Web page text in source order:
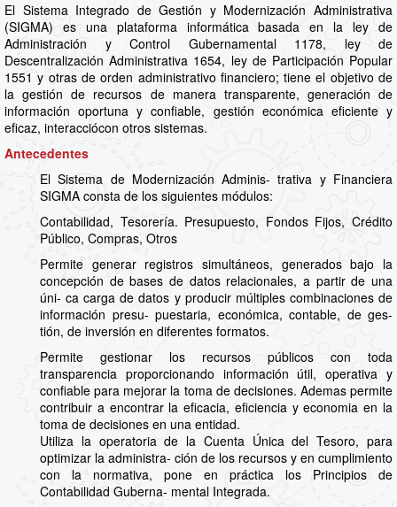
El Sistema Integrado de Gestión y Modernización Administrativa
(SIGMA) es una plataforma informática basada en la ley de
Administración y Control Gubernamental 1178, ley de
Descentralización Administrativa 1654, ley de Participación Popular
1551 y otras de orden administrativo financiero; tiene el objetivo de
la gestión de recursos de manera transparente, generación de
información oportuna y confiable, gestión económica eficiente y
eficaz, interacciócon otros sistemas.
Antecedentes
El Sistema de Modernización Adminis- trativa y Financiera
SIGMA consta de los siguientes módulos:
Contabilidad, Tesorería. Presupuesto, Fondos Fijos, Crédito
Público, Compras, Otros
Permite generar registros simultáneos, generados bajo la
concepción de bases de datos relacionales, a partir de una
úni- ca carga de datos y producir múltiples combinaciones de
información presu- puestaria, económica, contable, de ges-
tión, de inversión en diferentes formatos.
Permite gestionar los recursos públicos con toda
transparencia proporcionando información útil, operativa y
confiable para mejorar la toma de decisiones. Ademas permite
contribuir a encontrar la eficacia, eficiencia y economia en la
toma de decisiones en una entidad.
Utiliza la operatoria de la Cuenta Única del Tesoro, para
optimizar la administra- ción de los recursos y en cumplimiento
con la normativa, pone en práctica los Principios de
Contabilidad Guberna- mental Integrada.